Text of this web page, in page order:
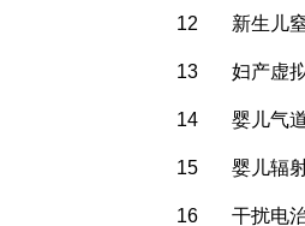
12 新生儿
13 妇产虚
14 婴儿气
15 婴儿辐
16 干扰电